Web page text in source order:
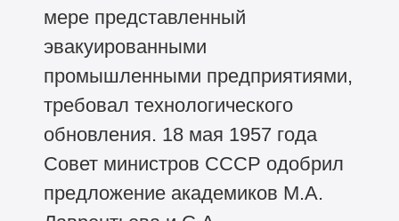
мере представленный
эвакуированными
промышленными предприятиями,
требовал технологического
обновления. 18 мая 1957 года
Совет министров СССР одобрил
предложение академиков М.А.